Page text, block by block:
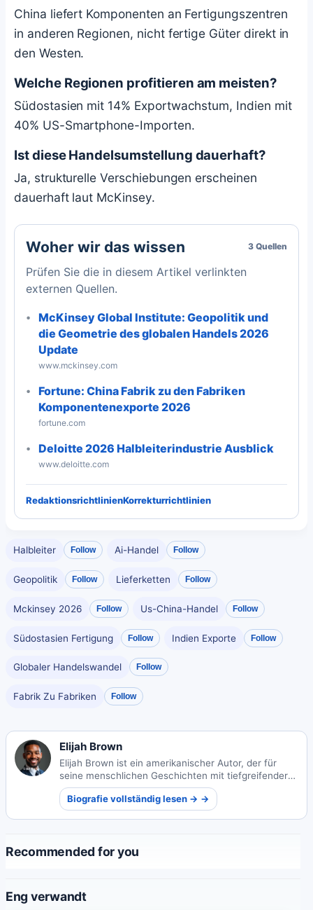
China liefert Komponenten an Fertigungszentren
in anderen Regionen, nicht fertige Güter direkt in
den Westen.
Welche Regionen profitieren am meisten?
Südostasien mit 14% Exportwachstum, Indien mit
40% US-Smartphone-Importen.
Ist diese Handelsumstellung dauerhaft?
Ja, strukturelle Verschiebungen erscheinen
dauerhaft laut McKinsey.
Woher wir das wissen 3 Quellen
Prüfen Sie die in diesem Artikel verlinkten
externen Quellen.
McKinsey Global Institute: Geopolitik und
die Geometrie des globalen Handels 2026
Update
www.mckinsey.com
Fortune: China Fabrik zu den Fabriken
Komponentenexporte 2026
fortune.com
Deloitte 2026 Halbleiterindustrie Ausblick
www.deloitte.com
RedaktionsrichtlinienKorrekturrichtlinien
Halbleiter Follow Ai-Handel Follow
Geopolitik Follow Lieferketten Follow
Mckinsey 2026 Follow Us-China-Handel Follow
Südostasien Fertigung Follow Indien Exporte Follow
Globaler Handelswandel Follow
Fabrik Zu Fabriken Follow
Elijah Brown
Elijah Brown ist ein amerikanischer Autor, der für
seine menschlichen Geschichten mit tiefgreifender
emotionaler Tiefe bekannt ist. Seine Erzählungen
erforschen universelle Themen der Verbindung und
Widerstandsfähigkeit.
Biografie vollständig lesen → →
Recommended for you
Eng verwandt